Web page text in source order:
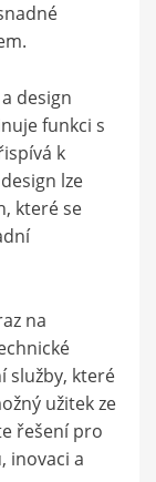
design
funkci s
k
lze
které se
na
služby, které
užitek ze
řešení pro
inovaci a